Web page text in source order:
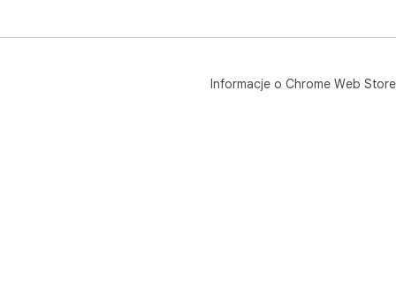
Informacje o Chrome Web Store